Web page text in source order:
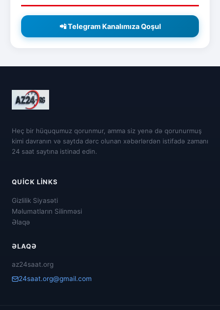
📲 Telegram Kanalımıza Qoşul
Heç bir hüququmuz qorunmur, amma siz yenə də qorunurmuş
kimi davranın və saytda dərc olunan xəbərlərdən istifadə zamanı
24 saat saytına istinad edin.
QUICK LINKS
Gizlilik Siyasəti
Məlumatların Silinməsi
Əlaqə
ƏLAQƏ
az24saat.org
24saat.org@gmail.com